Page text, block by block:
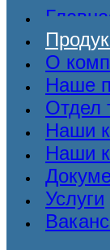
О
Наше
Отдел
Наши
Наши
Услуги